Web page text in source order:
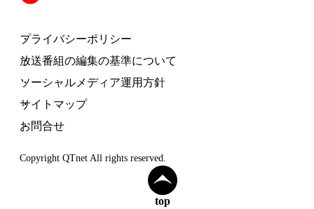
プライバシーポリシー
放送番組の編集の基準について
ソーシャルメディア運用方針
サイトマップ
お問合せ
Copyright QTnet All rights reserved.
top